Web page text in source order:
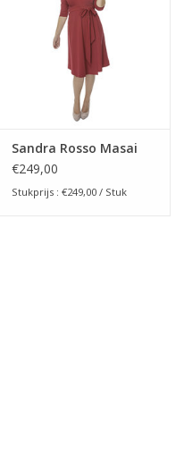
Sandra Rosso Masai
€249,00
Stukprijs : €249,00 / Stuk